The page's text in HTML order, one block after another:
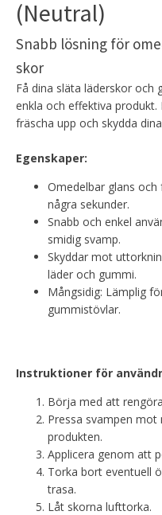
(Neutral)
Snabb lösning för
skor
Få dina släta läderskor och
enkla och effektiva
fräscha upp och skydda
Egenskaper:
Omedelbar glans
några sekunder.
Snabb och enkel
smidig svamp.
Skyddar mot
läder och gummi.
Mångsidig: Lämplig
gummistövlar.
Instruktioner för
Börja med att
Pressa svampen
produkten.
Applicera genom att
Torka bort eventuell
trasa.
Låt skorna lufttorka.